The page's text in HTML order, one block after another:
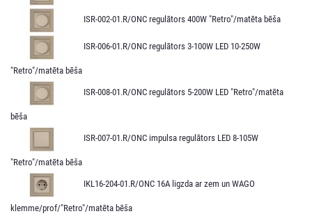
ISR-002-01.R/ONC regulātors 400W "Retro"/matēta bēša
ISR-006-01.R/ONC regulātors 3-100W LED 10-250W
"Retro"/matēta bēša
ISR-008-01.R/ONC regulātors 5-200W LED "Retro"/matēta
bēša
ISR-007-01.R/ONC impulsa regulātors LED 8-105W
"Retro"/matēta bēša
IKL16-204-01.R/ONC 16A ligzda ar zem un WAGO
klemme/prof/"Retro"/matēta bēša